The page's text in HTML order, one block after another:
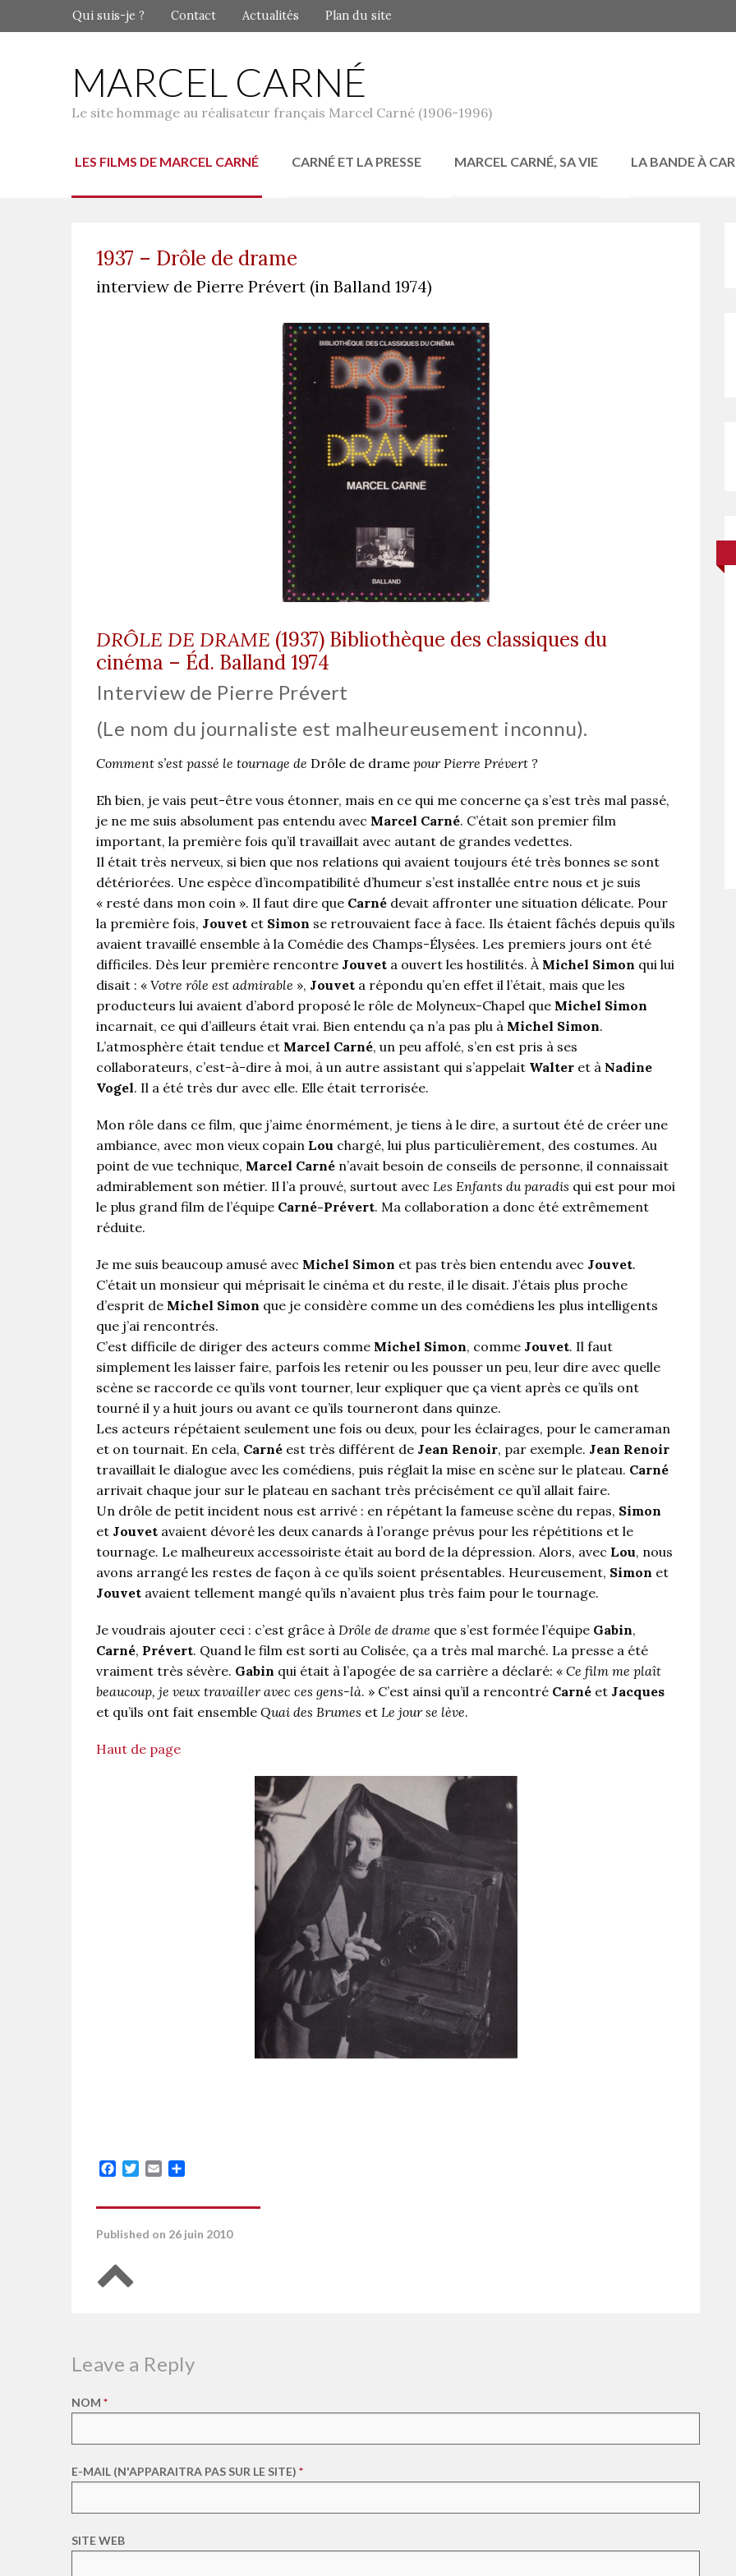
Qui suis-je ? Contact Actualités Plan du site
MARCEL CARNÉ
Le site hommage au réalisateur français Marcel Carné (1906-1996)
LES FILMS DE MARCEL CARNÉ CARNÉ ET LA PRESSE MARCEL CARNÉ, SA VIE LA BANDE À
1937 – Drôle de drame
interview de Pierre Prévert (in Balland 1974)
DRÔLE DE DRAME (1937) Bibliothèque des classiques du
cinéma – Éd. Balland 1974
Interview de Pierre Prévert
(Le nom du journaliste est malheureusement inconnu).
Comment s’est passé le tournage de Drôle de drame pour Pierre Prévert ?
Eh bien, je vais peut-être vous étonner, mais en ce qui me concerne ça s’est très mal passé,
je ne me suis absolument pas entendu avec Marcel Carné. C’était son premier film
important, la première fois qu’il travaillait avec autant de grandes vedettes.
Il était très nerveux, si bien que nos relations qui avaient toujours été très bonnes se sont
détériorées. Une espèce d’incompatibilité d’humeur s’est installée entre nous et je suis
« resté dans mon coin ». Il faut dire que Carné devait affronter une situation délicate. Pour
la première fois, Jouvet et Simon se retrouvaient face à face. Ils étaient fâchés depuis qu’ils
avaient travaillé ensemble à la Comédie des Champs-Élysées. Les premiers jours ont été
difficiles. Dès leur première rencontre Jouvet a ouvert les hostilités. À Michel Simon qui lui
disait : « Votre rôle est admirable », Jouvet a répondu qu’en effet il l’était, mais que les
producteurs lui avaient d’abord proposé le rôle de Molyneux-Chapel que Michel Simon
incarnait, ce qui d’ailleurs était vrai. Bien entendu ça n’a pas plu à Michel Simon.
L’atmosphère était tendue et Marcel Carné, un peu affolé, s’en est pris à ses
collaborateurs, c’est-à-dire à moi, à un autre assistant qui s’appelait Walter et à Nadine
Vogel. Il a été très dur avec elle. Elle était terrorisée.
Mon rôle dans ce film, que j’aime énormément, je tiens à le dire, a surtout été de créer une
ambiance, avec mon vieux copain Lou chargé, lui plus particulièrement, des costumes. Au
point de vue technique, Marcel Carné n’avait besoin de conseils de personne, il connaissait
admirablement son métier. Il l’a prouvé, surtout avec Les Enfants du paradis qui est pour moi
le plus grand film de l’équipe Carné-Prévert. Ma collaboration a donc été extrêmement
réduite.
Je me suis beaucoup amusé avec Michel Simon et pas très bien entendu avec Jouvet.
C’était un monsieur qui méprisait le cinéma et du reste, il le disait. J’étais plus proche
d’esprit de Michel Simon que je considère comme un des comédiens les plus intelligents
que j’ai rencontrés.
C’est difficile de diriger des acteurs comme Michel Simon, comme Jouvet. Il faut
simplement les laisser faire, parfois les retenir ou les pousser un peu, leur dire avec quelle
scène se raccorde ce qu’ils vont tourner, leur expliquer que ça vient après ce qu’ils ont
tourné il y a huit jours ou avant ce qu’ils tourneront dans quinze.
Les acteurs répétaient seulement une fois ou deux, pour les éclairages, pour le cameraman
et on tournait. En cela, Carné est très différent de Jean Renoir, par exemple. Jean Renoir
travaillait le dialogue avec les comédiens, puis réglait la mise en scène sur le plateau. Carné
arrivait chaque jour sur le plateau en sachant très précisément ce qu’il allait faire.
Un drôle de petit incident nous est arrivé : en répétant la fameuse scène du repas, Simon
et Jouvet avaient dévoré les deux canards à l’orange prévus pour les répétitions et le
tournage. Le malheureux accessoiriste était au bord de la dépression. Alors, avec Lou, nous
avons arrangé les restes de façon à ce qu’ils soient présentables. Heureusement, Simon et
Jouvet avaient tellement mangé qu’ils n’avaient plus très faim pour le tournage.
Je voudrais ajouter ceci : c’est grâce à Drôle de drame que s’est formée l’équipe Gabin,
Carné, Prévert. Quand le film est sorti au Colisée, ça a très mal marché. La presse a été
vraiment très sévère. Gabin qui était à l’apogée de sa carrière a déclaré: « Ce film me plaît
beaucoup, je veux travailler avec ces gens-là. » C’est ainsi qu’il a rencontré Carné et Jacques
et qu’ils ont fait ensemble Quai des Brumes et Le jour se lève.
Haut de page
Facebook
Twitter
Email
Published on 26 juin 2010
Retour en haut de page
Leave a Reply
NOM *
E-MAIL (N'APPARAITRA PAS SUR LE SITE) *
SITE WEB